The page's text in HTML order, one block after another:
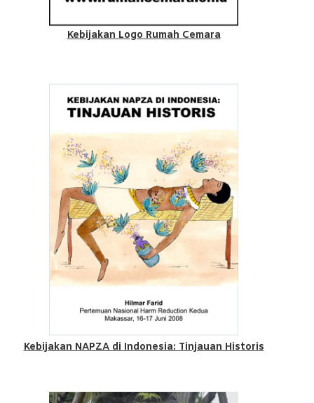
Kebijakan Logo Rumah Cemara
Kebijakan NAPZA di Indonesia: Tinjauan Historis